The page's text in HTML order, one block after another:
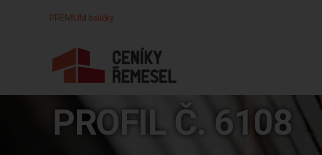
PREMIUM balíčky
PROFIL Č. 6108